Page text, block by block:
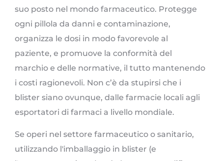
suo posto nel mondo farmaceutico. Protegge
ogni pillola da danni e contaminazione,
organizza le dosi in modo favorevole al
paziente, e promuove la conformità del
marchio e delle normative, il tutto mantenendo
i costi ragionevoli. Non c’è da stupirsi che i
blister siano ovunque, dalle farmacie locali agli
esportatori di farmaci a livello mondiale.
Se operi nel settore farmaceutico o sanitario,
utilizzando l'imballaggio in blister (e